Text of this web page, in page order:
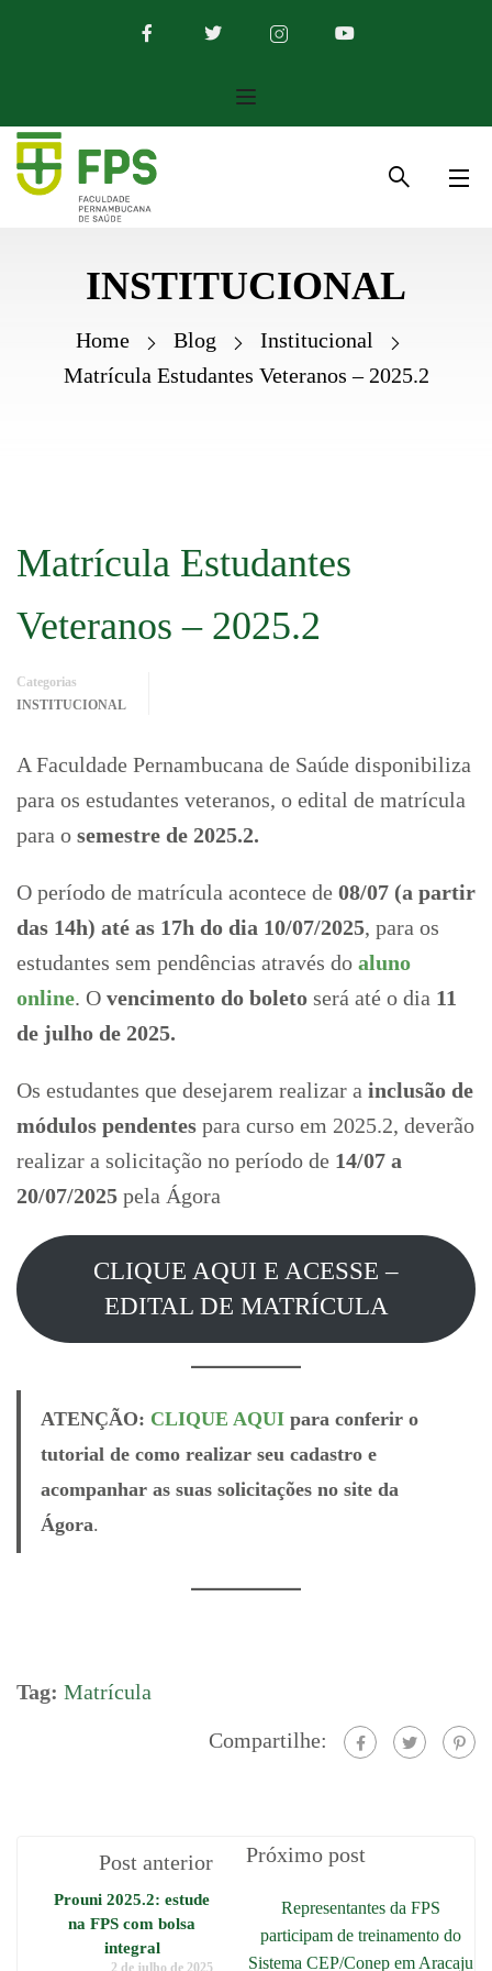
INSTITUCIONAL
Home Blog
Institucional
Matrícula Estudantes Veteranos – 2025.2
Matrícula Estudantes
Veteranos – 2025.2
Categorias
INSTITUCIONAL
A Faculdade Pernambucana de Saúde disponibiliza
para os estudantes veteranos, o edital de matrícula
para o semestre de 2025.2.
O período de matrícula acontece de 08/07 (a partir
das 14h) até as 17h do dia 10/07/2025, para os
estudantes sem pendências através do aluno
online. O vencimento do boleto será até o dia 11
de julho de 2025.
Os estudantes que desejarem realizar a inclusão de
módulos pendentes para curso em 2025.2, deverão
realizar a solicitação no período de 14/07 a
20/07/2025 pela Ágora
CLIQUE AQUI E ACESSE –
EDITAL DE MATRÍCULA
ATENÇÃO: CLIQUE AQUI para conferir o
tutorial de como realizar seu cadastro e
acompanhar as suas solicitações no site da
Ágora.
Tag: Matrícula
Compartilhe:
Post anterior
Prouni 2025.2: estude
na FPS com bolsa
integral
2 de julho de 2025
Próximo post
Representantes da FPS
participam de treinamento do
Sistema CEP/Conep em Aracaju